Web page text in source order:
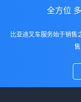
全方位
比亚迪叉车服务始于销售